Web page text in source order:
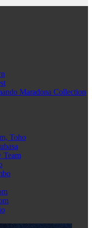
Maradona Collection
Toho
Team